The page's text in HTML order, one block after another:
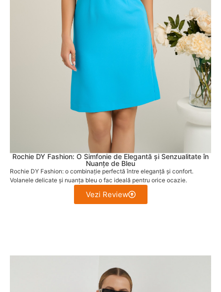
Rochie DY Fashion: O Simfonie de Elegantă și Senzualitate în
Nuanțe de Bleu
Rochie DY Fashion: o combinație perfectă între eleganță și confort.
Volanele delicate și nuanța bleu o fac ideală pentru orice ocazie.
Vezi Review